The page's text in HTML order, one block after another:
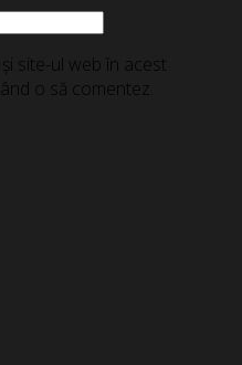
site-ul web în acest
o să comentez.